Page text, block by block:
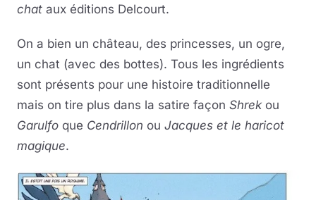
Sciences & Tech
Forum
chat aux éditions Delcourt.
On a bien un château, des princesses, un ogre,
un chat (avec des bottes). Tous les ingrédients
sont présents pour une histoire traditionnelle
mais on tire plus dans la satire façon Shrek ou
Garulfo que Cendrillon ou Jacques et le haricot
magique.